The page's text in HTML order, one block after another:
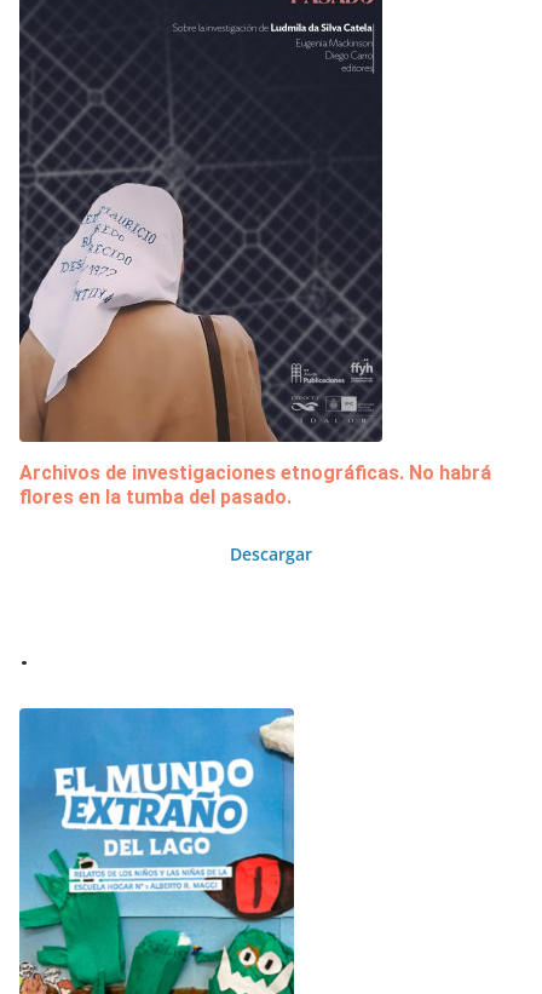
Archivos de investigaciones etnográficas. No habrá
flores en la tumba del pasado.
Descargar
.